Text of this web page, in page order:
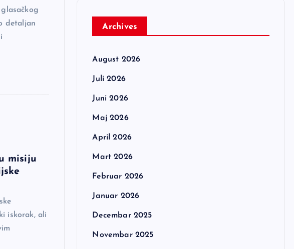
detaljan
misiju
iskorak, ali
Archives
August 2026
Juli 2026
Juni 2026
Maj 2026
April 2026
Mart 2026
Februar 2026
Januar 2026
Decembar 2025
Novembar 2025